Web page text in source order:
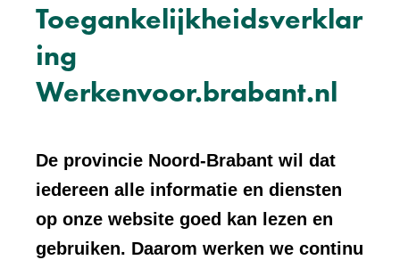
Toegankelijkheidsverklar
ing
Werkenvoor.brabant.nl
De provincie Noord-Brabant wil dat
iedereen alle informatie en diensten
op onze website goed kan lezen en
gebruiken. Daarom werken we continu